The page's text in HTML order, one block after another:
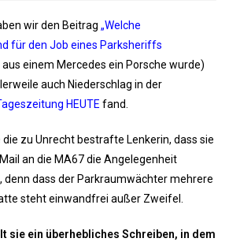
wir den Beitrag „Welche
für den Job eines Parksheriffs
einem Mercedes ein Porsche wurde)
auch Niederschlag in der
HEUTE fand.
zu Unrecht bestrafte Lenkerin, dass sie
an die MA67 die Angelegenheit
denn dass der Parkraumwächter mehrere
steht einwandfrei außer Zweifel.
sie ein überhebliches Schreiben, in dem